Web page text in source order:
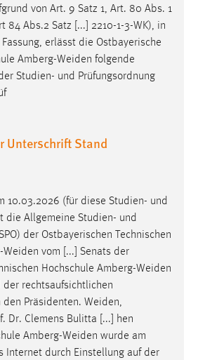
Amberg-Weidenfolgende
Studien- und Prüfungsordnung
Unterschrift Stand
10.03.2026 (für diese Studien- und
der Ostbayerischen Technischen
Weidenvom [...] Senats der
HochschuleAmberg-Weiden
der rechtsaufsichtlichen
den Präsidenten.Weiden,
Dr. Clemens Bulitta [...] hen
Amberg-Weidenwurde am
Internet durch Einstellung auf der
Technische Hochschule
www.oth-aw.de) bekannt